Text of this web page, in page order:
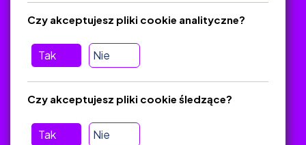
Regulamin
O platformie
Baza materiałów dydaktycznych
Jak zostać autorem
FAQ
Tak Nie
Czy akceptujesz pliki cookie analityczne?
Tak Nie
Czy akceptujesz pliki cookie śledzące?